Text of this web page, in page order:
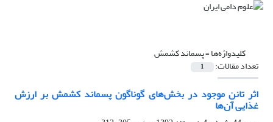
کلیدواژه‌ها =پسماند کشمش
تعداد مقالات: 1
اثر تانن موجود در بخش‌های گوناگون پسماند کشمش بر ارزش
غذایی آن‌ها